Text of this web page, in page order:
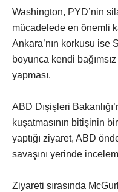
Washington, PYD’nin
mücadelede en önemli
Ankara’nın korkusu ise
boyunca kendi
yapması.
ABD Dışişleri
kuşatmasının bitişinin
yaptığı ziyaret, ABD
savaşını yerinde
Ziyareti sırasında